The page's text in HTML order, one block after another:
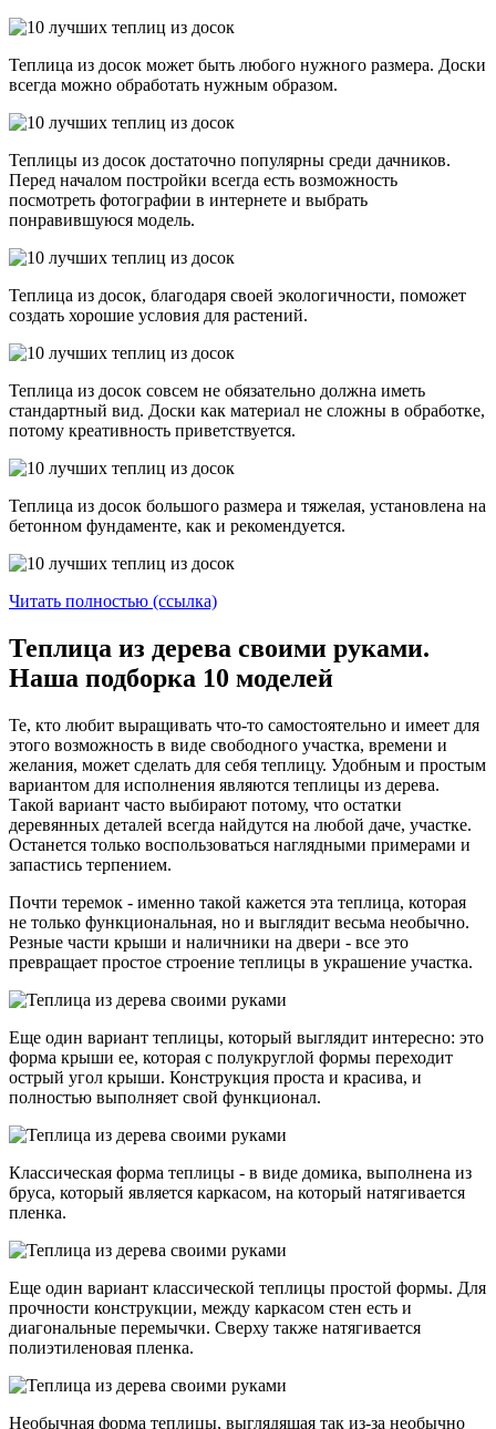
Теплица из досок может быть любого нужного размера. Доски
всегда можно обработать нужным образом.
Теплицы из досок достаточно популярны среди дачников.
Перед началом постройки всегда есть возможность
посмотреть фотографии в интернете и выбрать
понравившуюся модель.
Теплица из досок, благодаря своей экологичности, поможет
создать хорошие условия для растений.
Теплица из досок совсем не обязательно должна иметь
стандартный вид. Доски как материал не сложны в обработке,
потому креативность приветствуется.
Теплица из досок большого размера и тяжелая, установлена на
бетонном фундаменте, как и рекомендуется.
Читать полностью (ссылка)
Теплица из дерева своими руками.
Наша подборка 10 моделей
Те, кто любит выращивать что-то самостоятельно и имеет для
этого возможность в виде свободного участка, времени и
желания, может сделать для себя теплицу. Удобным и простым
вариантом для исполнения являются теплицы из дерева.
Такой вариант часто выбирают потому, что остатки
деревянных деталей всегда найдутся на любой даче, участке.
Останется только воспользоваться наглядными примерами и
запастись терпением.
Почти теремок - именно такой кажется эта теплица, которая
не только функциональная, но и выглядит весьма необычно.
Резные части крыши и наличники на двери - все это
превращает простое строение теплицы в украшение участка.
Еще один вариант теплицы, который выглядит интересно: это
форма крыши ее, которая с полукруглой формы переходит
острый угол крыши. Конструкция проста и красива, и
полностью выполняет свой функционал.
Классическая форма теплицы - в виде домика, выполнена из
бруса, который является каркасом, на который натягивается
пленка.
Еще один вариант классической теплицы простой формы. Для
прочности конструкции, между каркасом стен есть и
диагональные перемычки. Сверху также натягивается
полиэтиленовая пленка.
Необычная форма теплицы, выглядящая так из-за необычно